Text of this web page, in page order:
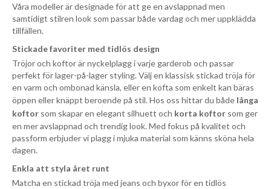
Våra modeller är designade för att ge en avslappnad men
samtidigt stilren look som passar både vardag och mer uppklädda
tillfällen.
Stickade favoriter med tidlös design
Tröjor och koftor är nyckelplagg i varje garderob och passar
perfekt för lager-på-lager styling. Välj en klassisk stickad tröja för
en varm och ombonad känsla, eller en kofta som enkelt kan bäras
öppen eller knäppt beroende på stil. Hos oss hittar du både långa
koftor som skapar en elegant silhuett och korta koftor som ger
en mer avslappnad och trendig look. Med fokus på kvalitet och
passform erbjuder vi plagg i mjuka material som känns sköna hela
dagen.
Enkla att styla året runt
Matcha en stickad tröja med jeans och byxor för en tidlös